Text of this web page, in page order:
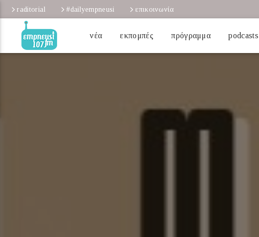
raditorial #dailyempneusi επικοινωνία
νέα εκπομπές πρόγραμμα podcasts